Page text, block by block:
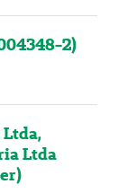
2)
Ltda